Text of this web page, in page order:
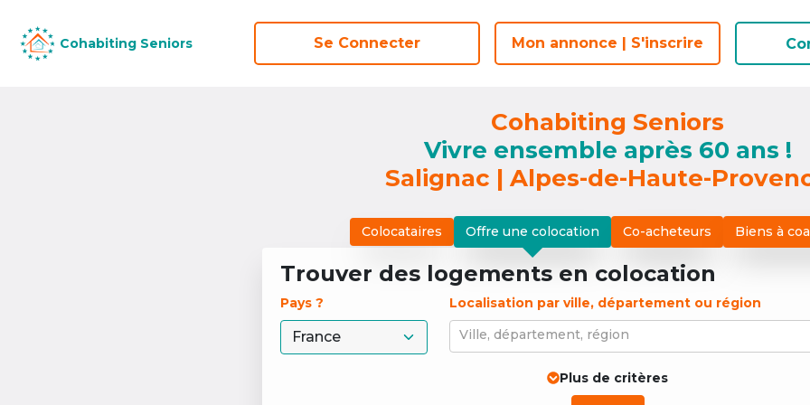
Cohabiting Seniors Se Connecter Mon annonce | S'inscrire
Cohabiting Seniors Se Connecter Mon annonce | S'inscrire
Cohabiting Seniors
Vivre ensemble après 60 ans !
Salignac | Alpes-de-Haute-
Colocataires Offre une colocation Co-acheteurs Biens à
Trouver des logements en colocation
Pays ?
Localisation par ville, département ou région
Ville, département, région
Plus de critères